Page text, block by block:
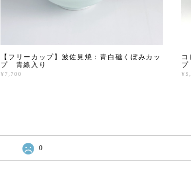
【フリーカップ】波佐見焼：青白磁くぼみカッ
プ 青線入り
¥7,700
プ
0